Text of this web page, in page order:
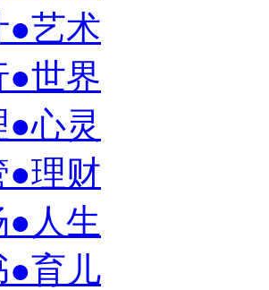
●艺术
●世界
心灵
●理财
●人生
●育儿